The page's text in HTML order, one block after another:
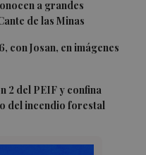
a grandes
de las Minas
con Josan, en imágenes
2 del PEIF y confina
del incendio forestal